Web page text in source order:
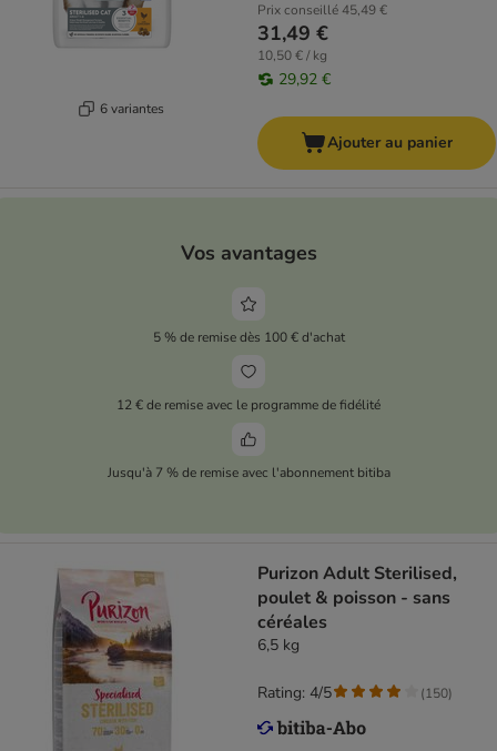
6 variantes
Prix conseillé45,49 €
31,49 €
10,50 € / kg
29,92 €
Ajouter au panier
Vos avantages
5 % de remise dès 100 € d'achat
12 € de remise avec le programme de fidélité
Jusqu'à 7 % de remise avec l'abonnement bitiba
Purizon Adult Sterilised,
poulet & poisson - sans
céréales
6,5 kg
Rating: 4/5 (150)